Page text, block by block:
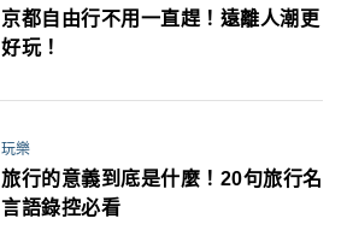
京都自由行不用一直趕！遠離人潮更
好玩！
玩樂
旅行的意義到底是什麼！20句旅行名
言語錄控必看